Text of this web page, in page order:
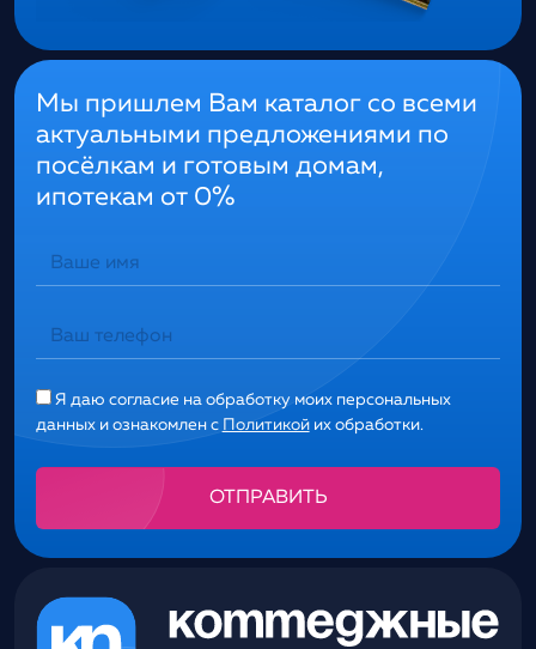
Мы пришлем Вам каталог со всеми
актуальными предложениями по
посёлкам и готовым домам,
ипотекам от 0%
Я даю согласие на обработку моих персональных
данных и ознакомлен с Политикойих обработки.